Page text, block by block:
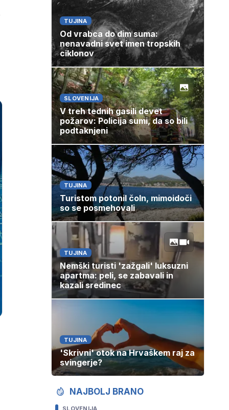
TUJINA
Od vrabca do dim suma:
nenavadni svet imen tropskih
ciklonov
SLOVENIJA
V treh tednih gasili devet
požarov: Policija sumi, da so bili
podtaknjeni
TUJINA
Turistom potonil čoln, mimoidoči
so se posmehovali
TUJINA
Nemški turisti 'zažgali' luksuzni
apartma: peli, se zabavali in
kazali sredinec
TUJINA
'Skrivni' otok na Hrvaškem raj za
svingerje?
NAJBOLJ BRANO